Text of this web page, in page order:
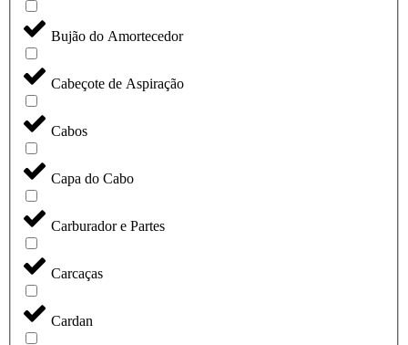
Bujão do Amortecedor
Cabeçote de Aspiração
Cabos
Capa do Cabo
Carburador e Partes
Carcaças
Cardan